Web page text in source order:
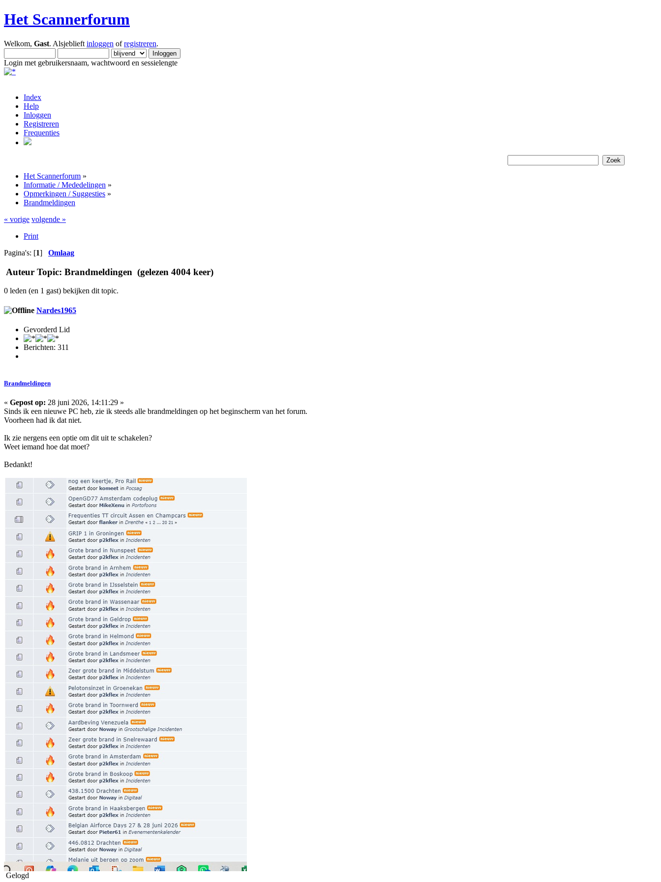
Het Scannerforum
Welkom, Gast. Alsjeblieft inloggen ofregistreren.
Login met gebruikersnaam, wachtwoord en sessielengte
Index
Help
Inloggen
Registreren
Frequenties
Het Scannerforum »
Informatie / Mededelingen »
Opmerkingen / Suggesties »
Brandmeldingen
« vorige volgende »
Print
Pagina's: [1] Omlaag
Auteur Topic: Brandmeldingen (gelezen 4004 keer)
0 leden (en 1 gast) bekijken dit topic.
Nardes1965
Gevorderd Lid
Berichten: 311
Brandmeldingen
« Gepost op: 28 juni 2026, 14:11:29 »
Sinds ik een nieuwe PC heb, zie ik steeds alle brandmeldingen op het beginscherm van het forum.
Voorheen had ik dat niet.
Ik zie nergens een optie om dit uit te schakelen?
Weet iemand hoe dat moet?
Bedankt!
Gelogd